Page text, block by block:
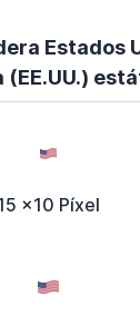
Estados
(EE.UU.)
x10 Píxel